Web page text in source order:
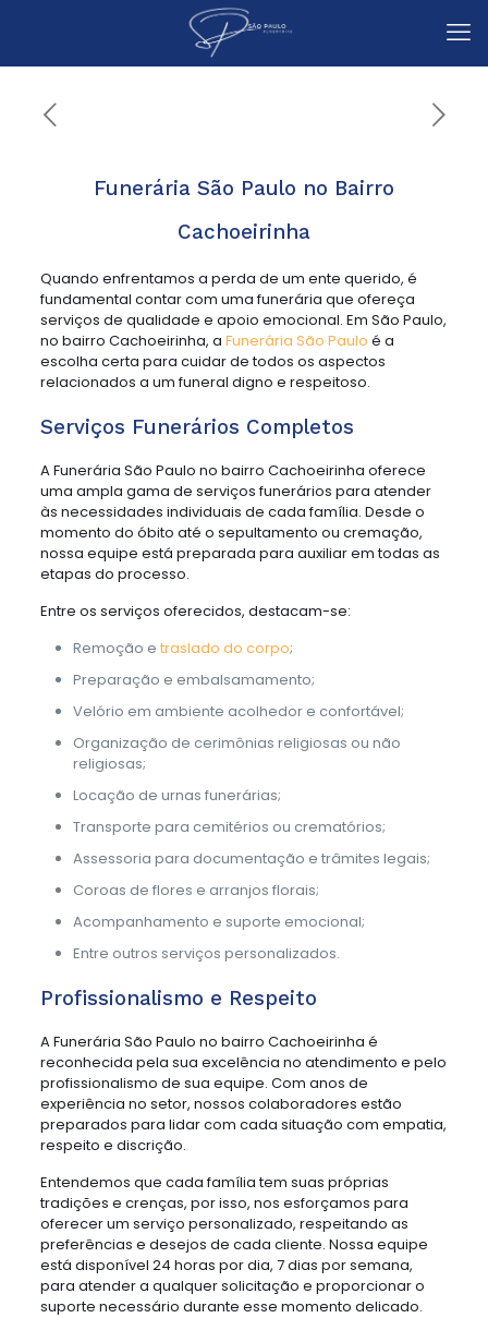
Funerária São Paulo no Bairro
Cachoeirinha
Quando enfrentamos a perda de um ente querido, é
fundamental contar com uma funerária que ofereça
serviços de qualidade e apoio emocional. Em São Paulo,
no bairro Cachoeirinha, a Funerária São Paulo é a
escolha certa para cuidar de todos os aspectos
relacionados a um funeral digno e respeitoso.
Serviços Funerários Completos
A Funerária São Paulo no bairro Cachoeirinha oferece
uma ampla gama de serviços funerários para atender
às necessidades individuais de cada família. Desde o
momento do óbito até o sepultamento ou cremação,
nossa equipe está preparada para auxiliar em todas as
etapas do processo.
Entre os serviços oferecidos, destacam-se:
Remoção e traslado do corpo;
Preparação e embalsamamento;
Velório em ambiente acolhedor e confortável;
Organização de cerimônias religiosas ou não
religiosas;
Locação de urnas funerárias;
Transporte para cemitérios ou crematórios;
Assessoria para documentação e trâmites legais;
Coroas de flores e arranjos florais;
Acompanhamento e suporte emocional;
Entre outros serviços personalizados.
Profissionalismo e Respeito
A Funerária São Paulo no bairro Cachoeirinha é
reconhecida pela sua excelência no atendimento e pelo
profissionalismo de sua equipe. Com anos de
experiência no setor, nossos colaboradores estão
preparados para lidar com cada situação com empatia,
respeito e discrição.
Entendemos que cada família tem suas próprias
tradições e crenças, por isso, nos esforçamos para
oferecer um serviço personalizado, respeitando as
preferências e desejos de cada cliente. Nossa equipe
está disponível 24 horas por dia, 7 dias por semana,
para atender a qualquer solicitação e proporcionar o
suporte necessário durante esse momento delicado.